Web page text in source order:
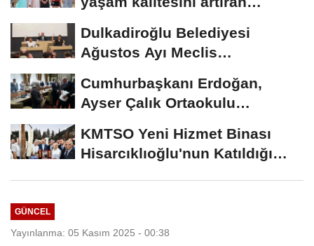
Dulkadiroğlu Belediyesi
Ağustos Ayı Meclis
Cumhurbaşkanı Erdoğan,
Ayser Çalık Ortaokulu
KMTSO Yeni Hizmet Binası
Hisarcıklıoğlu'nun Katıldığı
GÜNCEL
Yayınlanma: 05 Kasım 2025 - 00:38